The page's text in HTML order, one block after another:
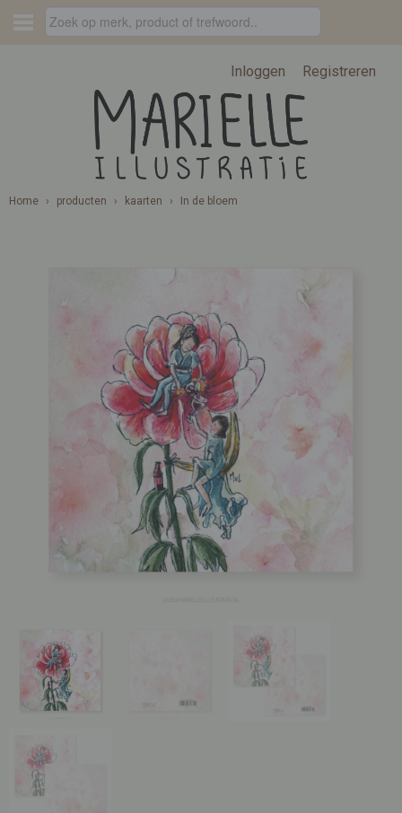
Inloggen Registreren
Home › producten › kaarten › In de bloem